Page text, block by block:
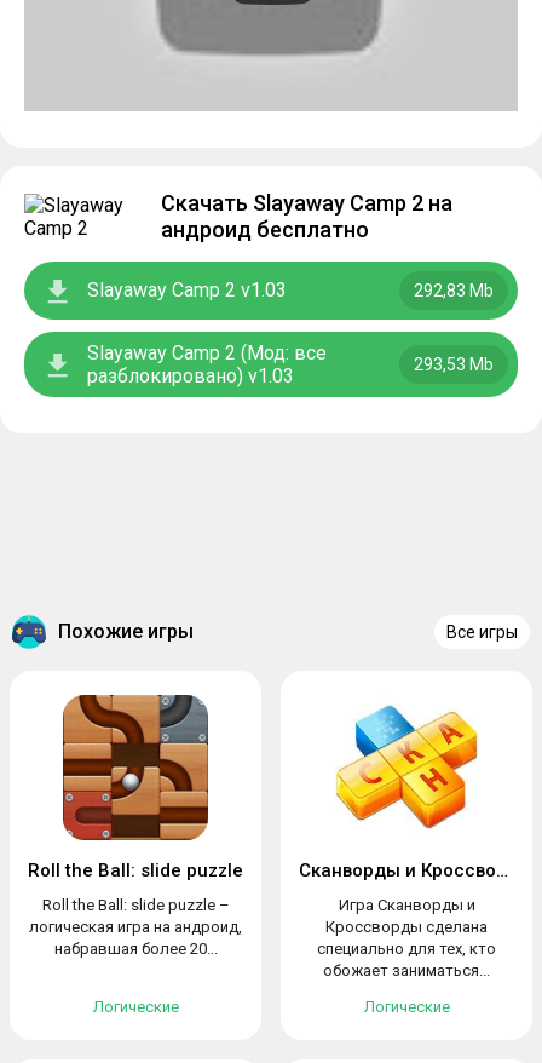
Скачать Slayaway Camp 2 на
андроид бесплатно
Slayaway Camp 2 v1.03 292,83 Mb
Slayaway Camp 2 (Мод: все
разблокировано) v1.03
293,53 Mb
Похожие игры Все игры
Roll the Ball: slide puzzle
Roll the Ball: slide puzzle –
логическая игра на андроид,
набравшая более 20...
Логические
Сканворды и Кроссворды
Игра Сканворды и
Кроссворды сделана
специально для тех, кто
обожает заниматься...
Логические